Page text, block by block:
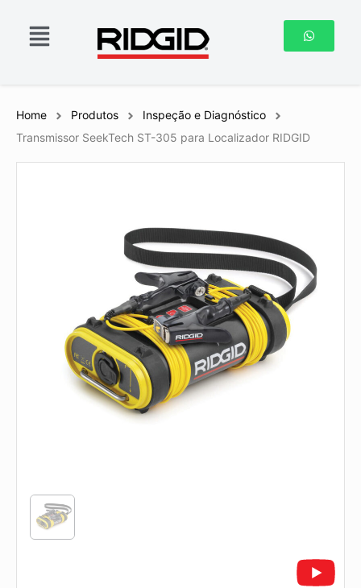
Home Produtos
Inspeção e Diagnóstico
Transmissor SeekTech ST-305 para Localizador RIDGID